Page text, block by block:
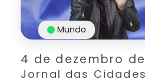
4 de dezembro
Jornal das Cidades
Mundo